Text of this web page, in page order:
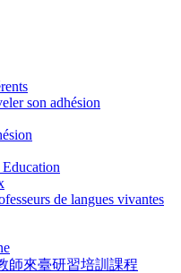
son adhésion
de langues vivantes
師來臺研習培訓課程